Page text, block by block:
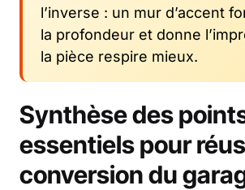
l’inverse : un mur d’accent
la profondeur et donne
la pièce respire mieux.
Synthèse des
essentiels pour
conversion du